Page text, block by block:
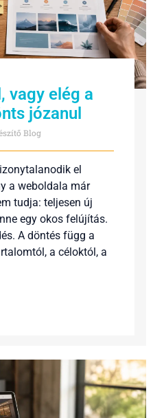
vagy elég a
józanul
Blog
el
a weboldala már
tudja: teljesen új
egy okos felújítás.
A döntés függ a
a céloktól, a